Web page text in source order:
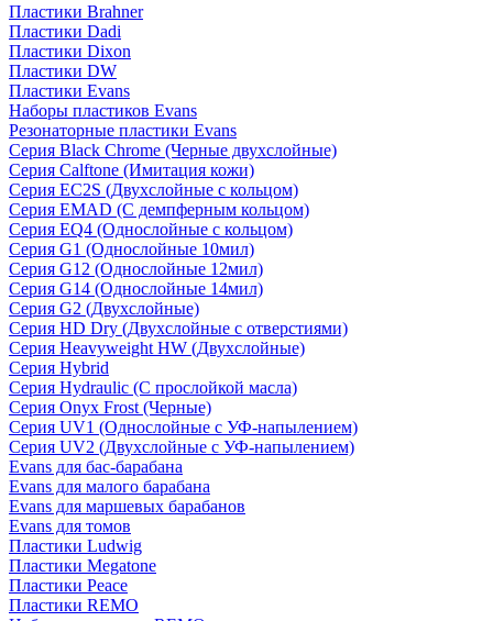
Пластики Brahner
Пластики Dadi
Пластики Dixon
Пластики DW
Пластики Evans
Наборы пластиков Evans
Резонаторные пластики Evans
Серия Black Chrome (Черные двухслойные)
Серия Calftone (Имитация кожи)
Серия EC2S (Двухслойные с кольцом)
Серия EMAD (С демпферным кольцом)
Серия EQ4 (Однослойные с кольцом)
Серия G1 (Однослойные 10мил)
Серия G12 (Однослойные 12мил)
Серия G14 (Однослойные 14мил)
Серия G2 (Двухслойные)
Серия HD Dry (Двухслойные с отверстиями)
Серия Heavyweight HW (Двухслойные)
Серия Hybrid
Серия Hydraulic (С прослойкой масла)
Серия Onyx Frost (Черные)
Серия UV1 (Однослойные с УФ-напылением)
Серия UV2 (Двухслойные с УФ-напылением)
Evans для бас-барабана
Evans для малого барабана
Evans для маршевых барабанов
Evans для томов
Пластики Ludwig
Пластики Megatone
Пластики Peace
Пластики REMO